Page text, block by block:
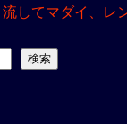
してマダイ、レ
検索